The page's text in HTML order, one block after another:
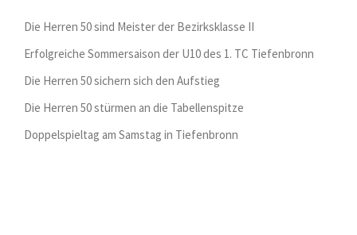
Die Herren 50 sind Meister der Bezirksklasse II
Erfolgreiche Sommersaison der U10 des 1. TC Tiefenbronn
Die Herren 50 sichern sich den Aufstieg
Die Herren 50 stürmen an die Tabellenspitze
Doppelspieltag am Samstag in Tiefenbronn